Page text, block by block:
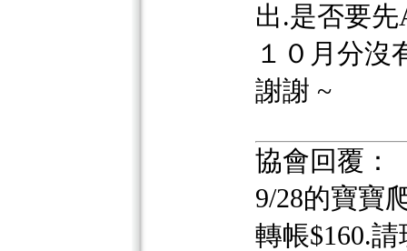
出.是否要先
１０月分沒
謝謝 ~
協會回覆：
9/28的寶寶
轉帳$160.